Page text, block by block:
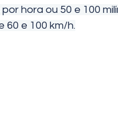
hora ou 50 e 100
60 e 100 km/h.